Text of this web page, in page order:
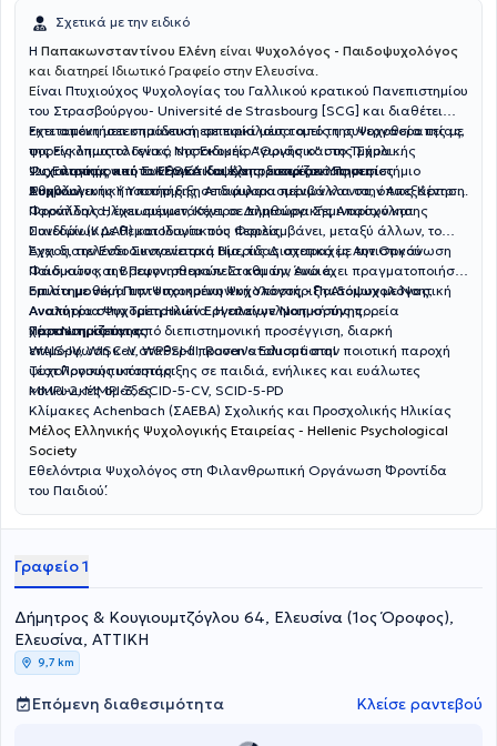
Σχετικά με την ειδικό
Η Παπακωνσταντίνου Ελένη είναι Ψυχολόγος - Παιδοψυχολόγος
και διατηρεί Ιδιωτικό Γραφείο στην Ελευσίνα.
Είναι Πτυχιούχος Ψυχολογίας του Γαλλικού κρατικού Πανεπιστημίου
του Στρασβούργου- Université de Strasbourg [SCG] και διαθέτει
εκτεταμένη μετεκπαίδευση σε ποικίλους τομείς της Ψυχοθεραπείας,
της Εγκληματολογίας, της Ειδικής Αγωγής και της Σχολικής
Ψυχολογίας από το Εθνικό και Καποδιστριακό Πανεπιστήμιο
Αθηνών.
Έχει αποκτήσει σημαντική εμπειρία μέσα από τη συνεργασία της με
φορείς όπως το Γενικό Νοσοκομείο "Θριάσιο" στο Τμήμα
Ψυχιατρικής και το ΚΕΘΕΑ Κυψέλης, εστιάζοντας στη
Συμβουλευτική Υποστήριξη Αποφυλακισμένων και στην Απεξάρτηση.
Ως Επιστημονική Συνεργάτιδα έχει προσφέρει Υπηρεσίες
Ψυχολογικής Υποστήριξης σε διάφορα περιβάλλοντα, όπως Κέντρα
Φροντίδας Ηλικιωμένων, Κέντρα Δημιουργικής Απασχόλησης
Παιδιών (ΚΔΑΠ) και Ιδιωτικούς Φορείς.
Παράλληλα, έχει συμμετάσχει σε πληθώρα Σεμιναρίων και
Συνεδρίων με θεματολογία που περιλαμβάνει, μεταξύ άλλων, το
Άγχος, την Ενδοοικογενειακή Βία, τις Διαταραχές Αυτιστικού
Φάσματος, την Παιγνιοθεραπεία και την Άνοια.
Έχει διατελέσει Συντονίστρια Ημερίδας σχετικά με την Οργάνωση
Παιδικών και Βρεφονηπιακών Σταθμών, ενώ έχει πραγματοποιήσει
ομιλία με θέμα την Ψυχοκοινωνική Υποστήριξη Ατόμων με Νοητική
Αναπηρία στην Τρίτη Ηλικία. Η επαγγελματική της πορεία
χαρακτηρίζεται από διεπιστημονική προσέγγιση, διαρκή
επιμόρφωση και σταθερό προσανατολισμό στην ποιοτική παροχή
ψυχολογικής υποστήριξης σε παιδιά, ενήλικες και ευάλωτες
κοινωνικές ομάδες.
Επιστημονική Πιστοποιημένη Ψυχολόγος - Παιδοψυχολόγος,
Αναλύτρια Ψυχομετρικών Εργαλείων Νοημοσύνης,
Προσωπικότητας
Τέστ Νοημοσύνης:
WAIS-IV, WISC-V, WPPSI-III, Raven's Educational
Τέστ Προσωπικότητας:
MMPI-2, MMPI-3, SCID-5-CV, SCID-5-PD
Κλίμακες Achenbach (ΣΑΕΒΑ) Σχολικής και Προσχολικής Ηλικίας
Μέλος Ελληνικής Ψυχολογικής Εταιρείας - Hellenic Psychological
Society
Εθελόντρια Ψυχολόγος στη Φιλανθρωπική Οργάνωση ΄΄Φροντίδα
του Παιδιού΄΄.
Γραφείο 1
Δήμητρος & Κουγιουμτζόγλου 64, Ελευσίνα (1ος Όροφος),
Ελευσίνα, ΑΤΤΙΚΗ
9,7 km
Επόμενη διαθεσιμότητα Κλείσε ραντεβού